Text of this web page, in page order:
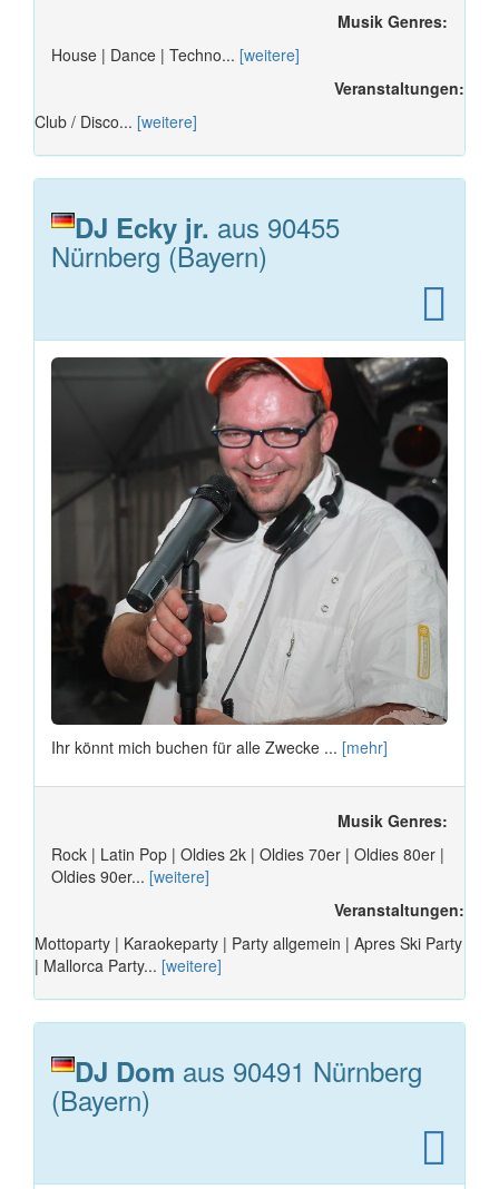
Musik Genres:
House | Dance | Techno... [weitere]
Veranstaltungen:
Club / Disco... [weitere]
DJ Ecky jr. aus 90455
Nürnberg (Bayern)
Ihr könnt mich buchen für alle Zwecke ... [mehr]
Musik Genres:
Rock | Latin Pop | Oldies 2k | Oldies 70er | Oldies 80er |
Oldies 90er... [weitere]
Veranstaltungen:
Mottoparty | Karaokeparty | Party allgemein | Apres Ski Party
| Mallorca Party... [weitere]
DJ Dom aus 90491 Nürnberg
(Bayern)